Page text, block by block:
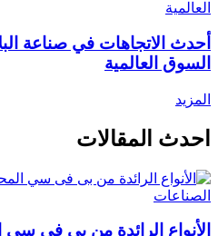
أحدث الاتجاهات في صناعة
السوق العالمية
المزيد
احدث المقالات
الأنواع الرائدة من بي في